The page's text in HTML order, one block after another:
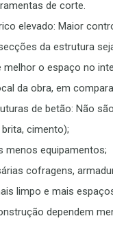
de corte.
elevado: Maior
da estrutura
melhor o espaço no
da obra, em
de betão: Não
cimento);
menos equipamentos;
cofragens,
limpo e mais
dependem